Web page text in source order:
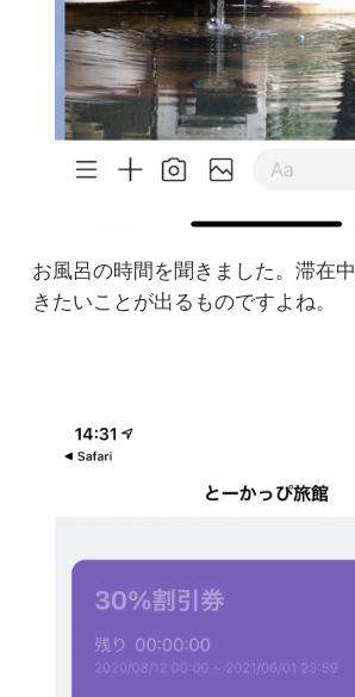
お風呂の時間を聞きました。滞在
きたいことが出るものですよね。